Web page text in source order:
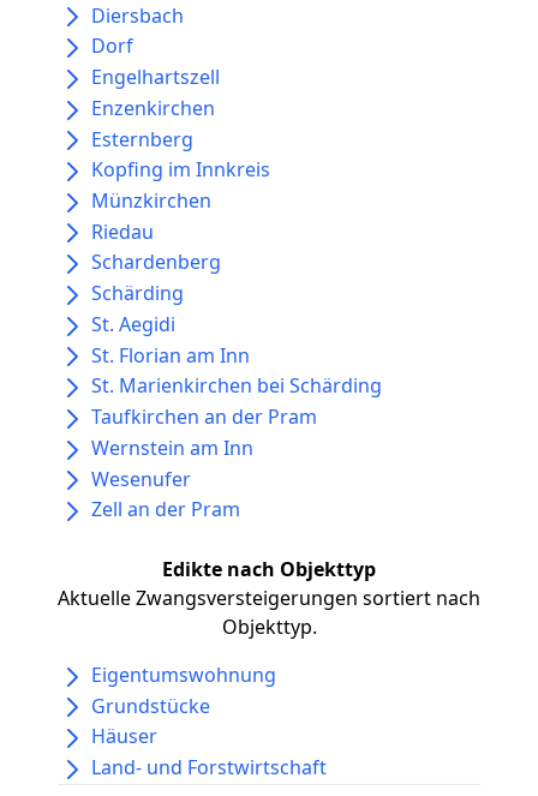
Diersbach
Dorf
Engelhartszell
Enzenkirchen
Esternberg
Kopfing im Innkreis
Münzkirchen
Riedau
Schardenberg
Schärding
St. Aegidi
St. Florian am Inn
St. Marienkirchen bei Schärding
Taufkirchen an der Pram
Wernstein am Inn
Wesenufer
Zell an der Pram
Edikte nach Objekttyp
Aktuelle Zwangsversteigerungen sortiert nach
Objekttyp.
Eigentumswohnung
Grundstücke
Häuser
Land- und Forstwirtschaft